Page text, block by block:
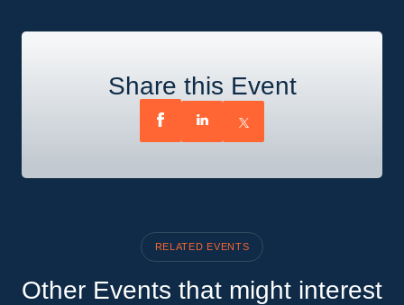
Share this Event
RELATED EVENTS
Other Events that might interest